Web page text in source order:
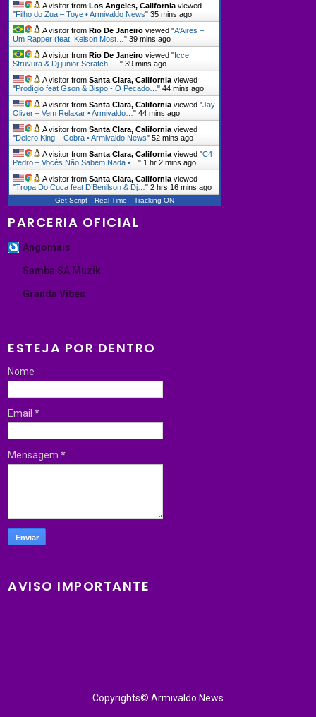
A visitor fromLos Angeles, California viewed
"Filho do Zua – Toye • Armivaldo News"35 mins ago
A visitor fromRio De Janeiro viewed "A’Aires –
Um Rapper (feat. Kelson Most…"39 mins ago
A visitor fromRio De Janeiro viewed "Icce
Struvura & Dj junior Scratch ,…"39 mins ago
A visitor fromSanta Clara, California viewed
"Prodígio feat Gson & Bispo - O Pecado…"44 mins ago
A visitor fromSanta Clara, California viewed "Jay
Oliver – Vem Relaxar • Armivaldo…"44 mins ago
A visitor fromSanta Clara, California viewed
"Delero King – Cobra • Armivaldo News"52 mins ago
A visitor fromSanta Clara, California viewed "C4
Pedro – Vocês Não Sabem Nada •…" 1 hr 2 mins ago
A visitor fromSanta Clara, California viewed
"Tropa Do Cuca feat D’Benilson & Dj…"2 hrs 16 mins ago
Get Script Real Time Tracking ON
PARCERIA OFICIAL
Angomais
Samba SA Muzik
Granda Vibes
ESTEJA POR DENTRO
Nome
Email*
Mensagem*
AVISO IMPORTANTE
Copyrights© Armivaldo News